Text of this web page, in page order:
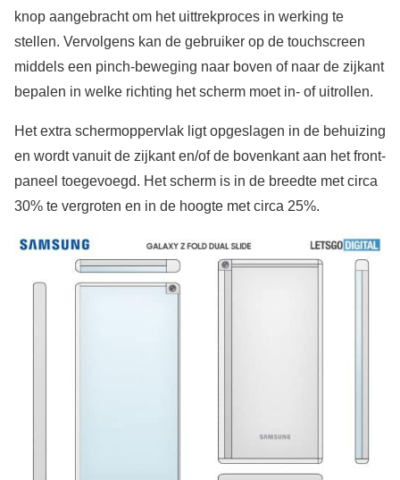
knop aangebracht om het uittrekproces in werking te
stellen. Vervolgens kan de gebruiker op de touchscreen
middels een pinch-beweging naar boven of naar de zijkant
bepalen in welke richting het scherm moet in- of uitrollen.
Het extra schermoppervlak ligt opgeslagen in de behuizing
en wordt vanuit de zijkant en/of de bovenkant aan het front-
paneel toegevoegd. Het scherm is in de breedte met circa
30% te vergroten en in de hoogte met circa 25%.